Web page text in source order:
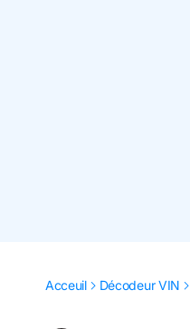
Acceuil Décodeur VIN